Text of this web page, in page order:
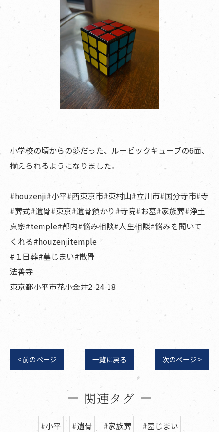
小学校の頃からの夢だった、ルービックキューブの6面、
揃えられるようになりました。
#houzenji#小平#西東京市#東村山#立川市#国分寺市#寺
#葬式#遺骨#東京#遺骨預かり#寺院#お墓#家族葬#浄土
真宗#temple#都内#悩み相談#人生相談#悩みを聞いて
くれる#houzenjitemple
#１日葬#墓じまい#散骨
法善寺
東京都小平市花小金井2-24-18
< 前のページ 一覧に戻る 次のページ >
関連タグ
#小平 #遺骨 #家族葬 #墓じまい